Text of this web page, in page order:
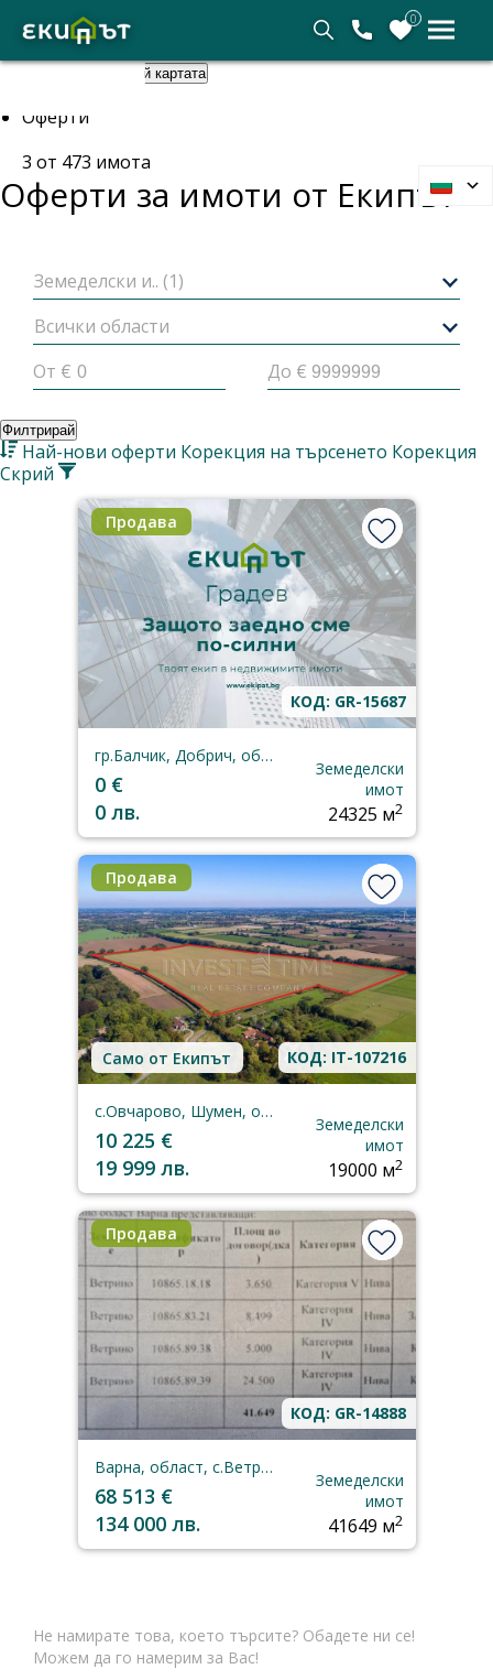
0
Скрий картата
Оферти
3 от 473 имота
Оферти за имоти от Екипът
Земеделски и.. (1)
Всички области
От €
До €
Филтрирай
Най-нови оферти Корекция на търсенето Корекция
Скрий
Продава
КОД: GR-15687
гр.Балчик, Добрич, област
0 €
0 лв.
Земеделски
имот
24325 м2
Продава
Само от Екипът КОД: IT-107216
с.Овчарово, Шумен, област
10 225 €
19 999 лв.
Земеделски
имот
19000 м2
Продава
КОД: GR-14888
Варна, област, с.Ветрино
68 513 €
134 000 лв.
Земеделски
имот
41649 м2
Не намирате това, което търсите? Обадете ни се!
Можем да го намерим за Вас!